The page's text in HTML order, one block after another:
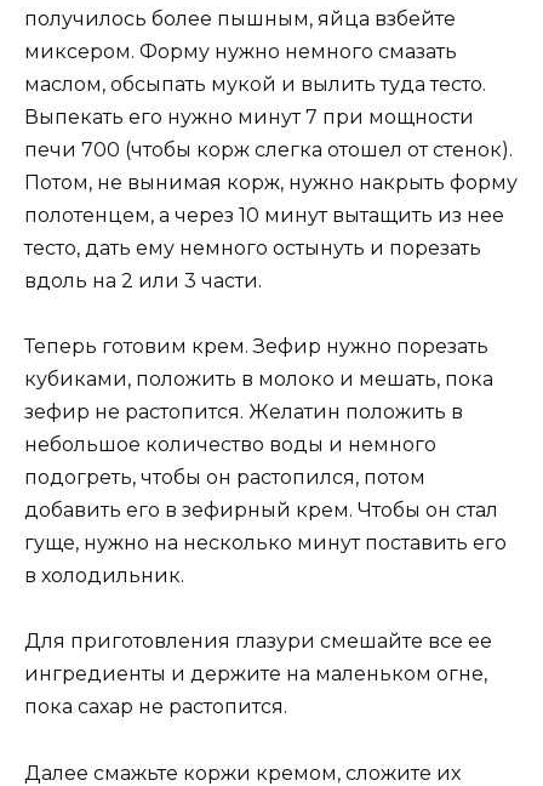
получилось более пышным, яйца взбейте
миксером. Форму нужно немного смазать
маслом, обсыпать мукой и вылить туда тесто.
Выпекать его нужно минут 7 при мощности
печи 700 (чтобы корж слегка отошел от стенок).
Потом, не вынимая корж, нужно накрыть форму
полотенцем, а через 10 минут вытащить из нее
тесто, дать ему немного остынуть и порезать
вдоль на 2 или 3 части.
Теперь готовим крем. Зефир нужно порезать
кубиками, положить в молоко и мешать, пока
зефир не растопится. Желатин положить в
небольшое количество воды и немного
подогреть, чтобы он растопился, потом
добавить его в зефирный крем. Чтобы он стал
гуще, нужно на несколько минут поставить его
в холодильник.
Для приготовления глазури смешайте все ее
ингредиенты и держите на маленьком огне,
пока сахар не растопится.
Далее смажьте коржи кремом, сложите их